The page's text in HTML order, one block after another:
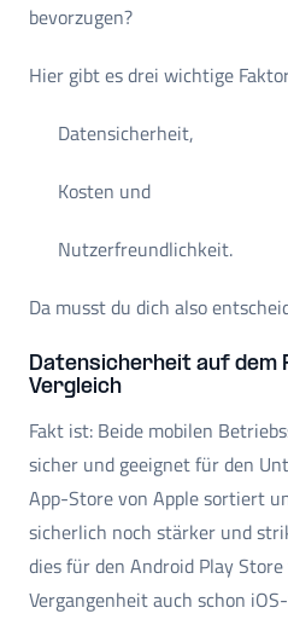
bevorzugen?
Hier gibt es drei wichtige
Datensicherheit,
Kosten und
Nutzerfreundlichkeit.
Da musst du dich also
Datensicherheit auf dem
Vergleich
Fakt ist: Beide mobilen
sicher und geeignet für den
App-Store von Apple sortiert
sicherlich noch stärker und
dies für den Android Play
Vergangenheit auch schon